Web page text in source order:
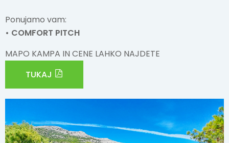
Ponujamo vam:
• COMFORT PITCH
MAPO KAMPA IN CENE LAHKO NAJDETE
TUKAJ